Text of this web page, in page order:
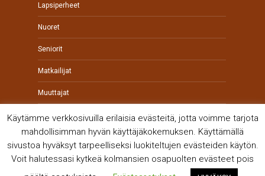
Lapsiperheet
Nuoret
Seniorit
Matkailijat
Muuttajat
Yrittäjät
Käytämme verkkosivuilla erilaisia evästeitä, jotta voimme tarjota
mahdollisimman hyvän käyttäjäkokemuksen. Käyttämällä
sivustoa hyväksyt tarpeelliseksi luokiteltujen evästeiden käytön.
Voit halutessasi kytkeä kolmansien osapuolten evästeet pois